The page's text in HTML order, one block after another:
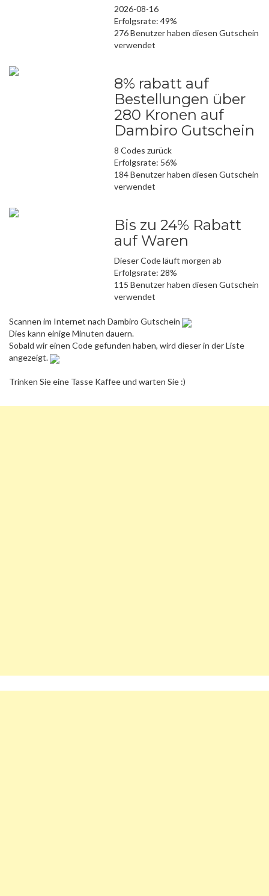
2026-08-16
Erfolgsrate: 49%
276 Benutzer haben diesen Gutschein
verwendet
8% rabatt auf
Bestellungen über
280 Kronen auf
Dambiro Gutschein
8 Codes zurück
Erfolgsrate: 56%
184 Benutzer haben diesen Gutschein
verwendet
Bis zu 24% Rabatt
auf Waren
Dieser Code läuft morgen ab
Erfolgsrate: 28%
115 Benutzer haben diesen Gutschein
verwendet
Scannen im Internet nach Dambiro Gutschein
Dies kann einige Minuten dauern.
Sobald wir einen Code gefunden haben, wird dieser in der Liste
angezeigt.
Trinken Sie eine Tasse Kaffee und warten Sie :)